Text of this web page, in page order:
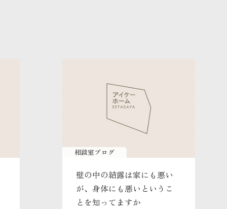
相談室ブログ
壁の中の結露は家にも悪い
が、身体にも悪いというこ
とを知ってますか